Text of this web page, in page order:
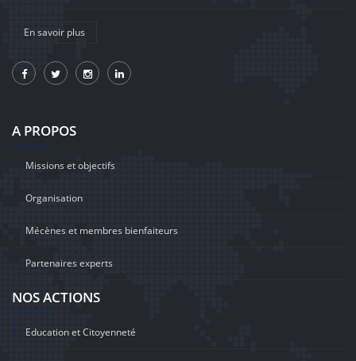
En savoir plus
A PROPOS
Missions et objectifs
Organisation
Mécènes et membres bienfaiteurs
Partenaires experts
NOS ACTIONS
Education et Citoyenneté